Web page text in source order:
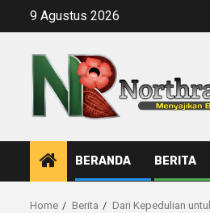
9 Agustus 2026
BERANDA BERITA
Home Berita Dari Kepedulian